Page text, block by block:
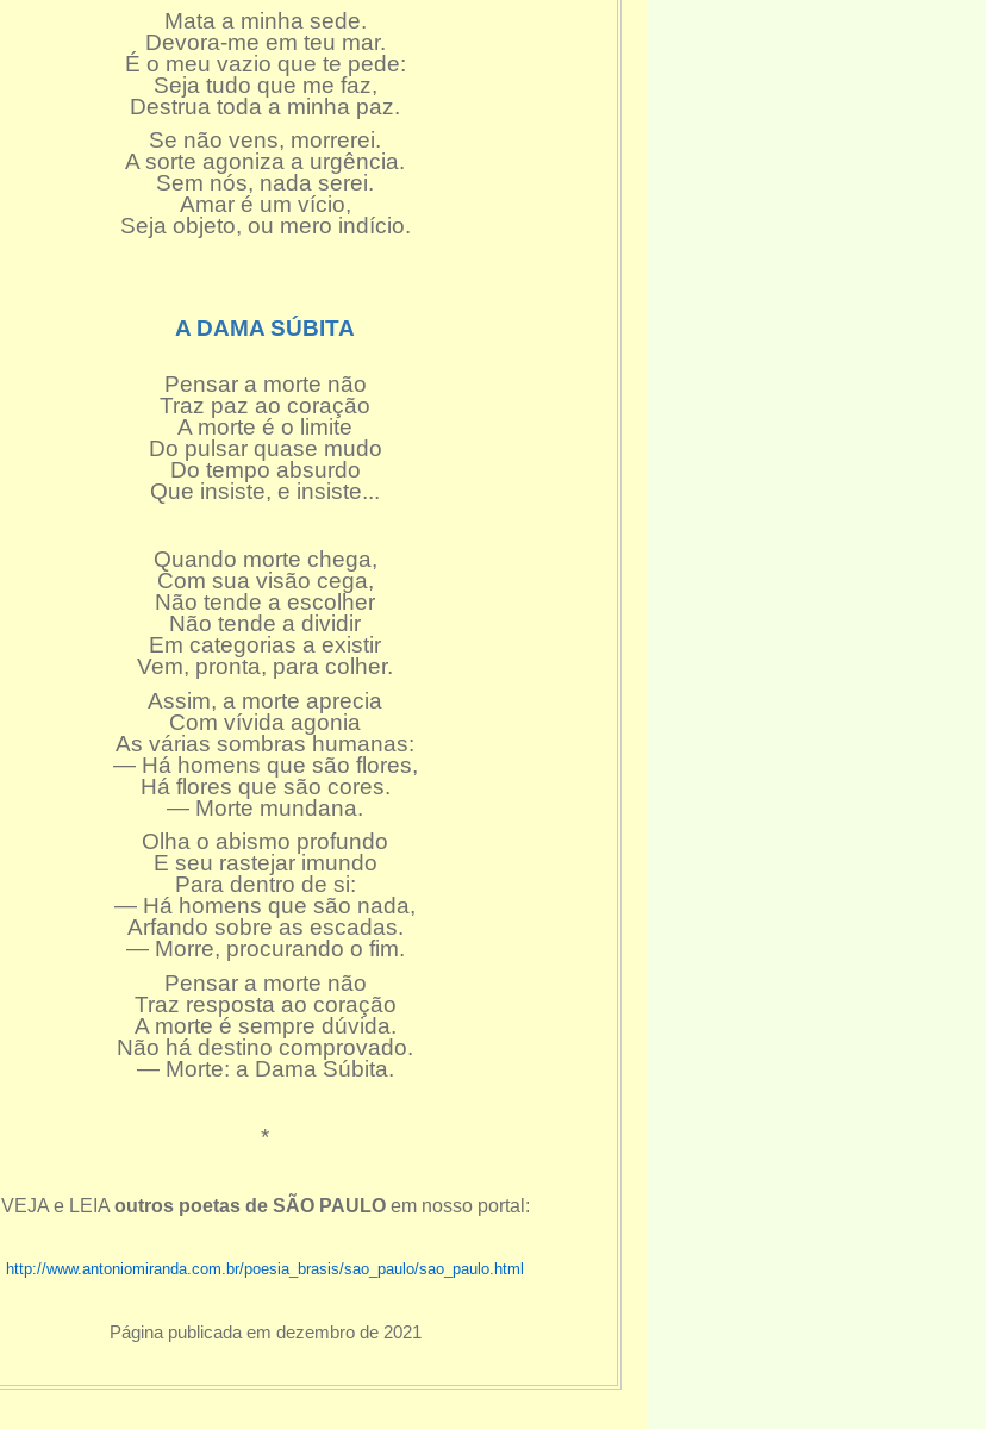
Mata a minha sede.
Devora-me em teu mar.
É o meu vazio que te pede:
Seja tudo que me faz,
Destrua toda a minha paz.
Se não vens, morrerei.
A sorte agoniza a urgência.
Sem nós, nada serei.
Amar é um vício,
Seja objeto, ou mero indício.
A DAMA SÚBITA
Pensar a morte não
Traz paz ao coração
A morte é o limite
Do pulsar quase mudo
Do tempo absurdo
Que insiste, e insiste...
Quando morte chega,
Com sua visão cega,
Não tende a escolher
Não tende a dividir
Em categorias a existir
Vem, pronta, para colher.
Assim, a morte aprecia
Com vívida agonia
As várias sombras humanas:
— Há homens que são flores,
Há flores que são cores.
— Morte mundana.
Olha o abismo profundo
E seu rastejar imundo
Para dentro de si:
— Há homens que são nada,
Arfando sobre as escadas.
— Morre, procurando o fim.
Pensar a morte não
Traz resposta ao coração
A morte é sempre dúvida.
Não há destino comprovado.
— Morte: a Dama Súbita.
*
VEJA e LEIA outros poetas de SÃO PAULOem nosso portal:
http://www.antoniomiranda.com.br/poesia_brasis/sao_paulo/sao_paulo.html
Página publicada em dezembro de 2021